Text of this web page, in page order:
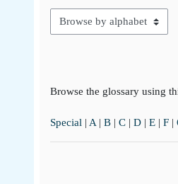
Browse the glossary using
Browse the glossary using
Special | A | B | C | D | E | F |